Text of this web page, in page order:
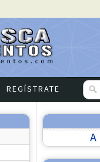
REGÍSTRATE
A